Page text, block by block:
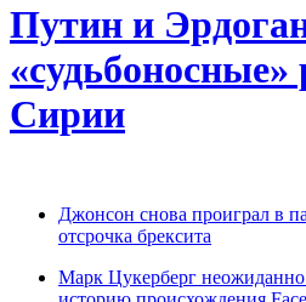
Путин и
Сирии
Джонсон снова проиграл в
отсрочка брексита
Марк Цукерберг